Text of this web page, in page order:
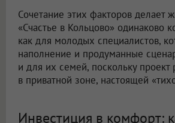
Сочетание этих факторов делает
«Счастье в Кольцово» одинаково
как для молодых специалистов,
наполнение и продуманные
и для их семей, поскольку проект
в приватной зоне, настоящей
Инвестиция в комфорт: